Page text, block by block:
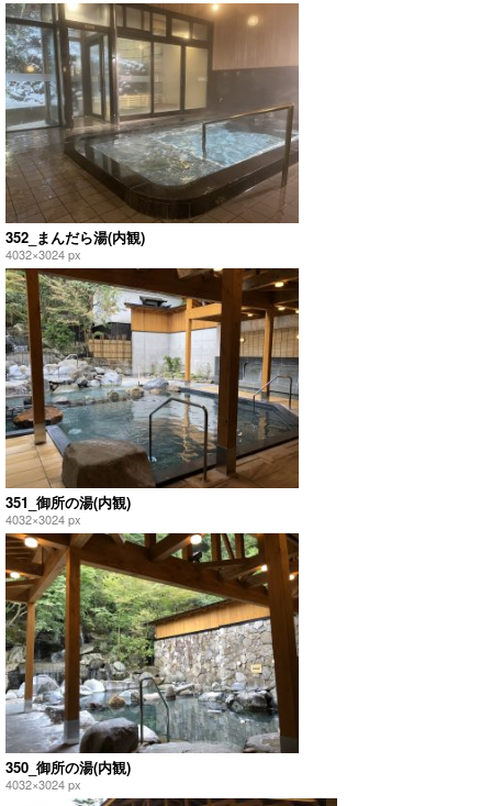
352_まんだら湯(内観)
4032×3024 px
351_御所の湯(内観)
4032×3024 px
350_御所の湯(内観)
4032×3024 px